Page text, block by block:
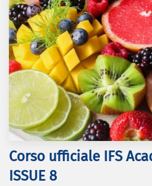
Corso ufficiale IFS
ISSUE 8